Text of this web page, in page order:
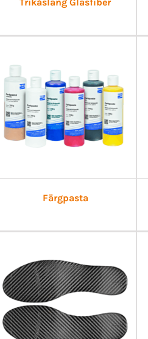
Trikåslang Glasfiber
Färgpasta